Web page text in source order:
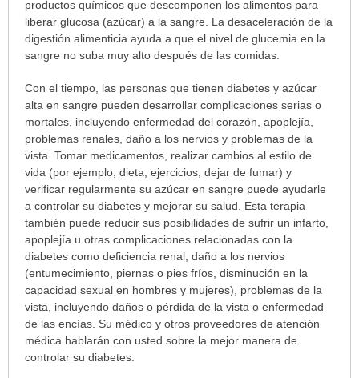
este
medicamento?
sido
productos químicos que descomponen los alimentos para
liberar glucosa (azúcar) a la sangre. La desaceleración de la
digestión alimenticia ayuda a que el nivel de glucemia en la
sangre no suba muy alto después de las comidas.
Con el tiempo, las personas que tienen diabetes y azúcar
alta en sangre pueden desarrollar complicaciones serias o
mortales, incluyendo enfermedad del corazón, apoplejía,
problemas renales, daño a los nervios y problemas de la
vista. Tomar medicamentos, realizar cambios al estilo de
vida (por ejemplo, dieta, ejercicios, dejar de fumar) y
verificar regularmente su azúcar en sangre puede ayudarle
a controlar su diabetes y mejorar su salud. Esta terapia
también puede reducir sus posibilidades de sufrir un infarto,
apoplejía u otras complicaciones relacionadas con la
diabetes como deficiencia renal, daño a los nervios
(entumecimiento, piernas o pies fríos, disminución en la
capacidad sexual en hombres y mujeres), problemas de la
vista, incluyendo daños o pérdida de la vista o enfermedad
de las encías. Su médico y otros proveedores de atención
médica hablarán con usted sobre la mejor manera de
controlar su diabetes.